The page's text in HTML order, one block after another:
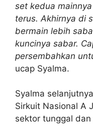
set kedua
terus. Akhirnya di
bermain lebih
kuncinya sabar.
persembahkan
ucap Syalma.
Syalma
Sirkuit Nasional A
sektor tunggal dan